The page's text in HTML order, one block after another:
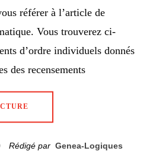
référer à l’article de
Vous trouverez ci-
d’ordre individuels donnés
des recensements
Rédigé par Genea-Logiques